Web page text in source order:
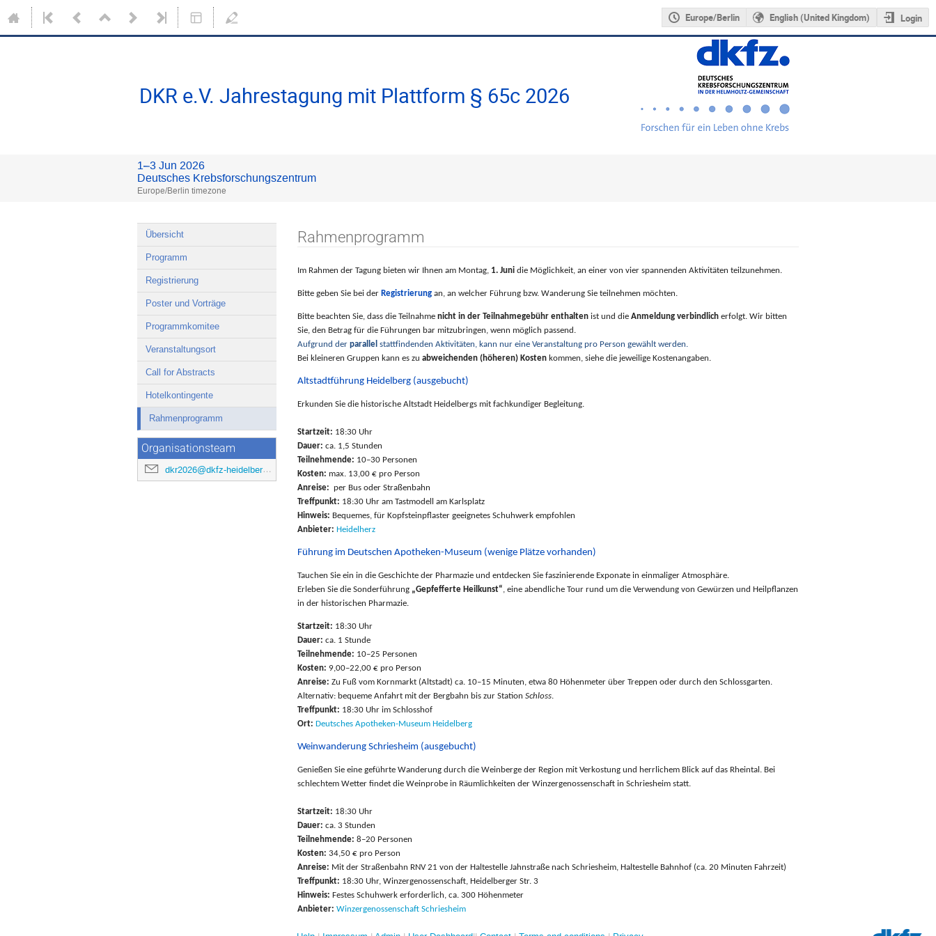
Europe/Berlin English (United Kingdom) Login
DKR e.V. Jahrestagung mit Plattform § 65c 2026
1–3 Jun 2026
Deutsches Krebsforschungszentrum
Europe/Berlin timezone
Übersicht
Programm
Registrierung
Poster und Vorträge
Programmkomitee
Veranstaltungsort
Call for Abstracts
Hotelkontingente
Rahmenprogramm
Organisationsteam
dkr2026@dkfz-heidelberg.de
Rahmenprogramm
Im Rahmen der Tagung bieten wir Ihnen am Montag, 1. Juni die Möglichkeit, an einer von vier spannenden Aktivitäten teilzunehmen.
Bitte geben Sie bei der Registrierung an, an welcher Führung bzw. Wanderung Sie teilnehmen möchten.
Bitte beachten Sie, dass die Teilnahme nicht in der Teilnahmegebühr enthalten ist und die Anmeldung verbindlich erfolgt. Wir bitten
Sie, den Betrag für die Führungen bar mitzubringen, wenn möglich passend.
Aufgrund der parallel stattfindenden Aktivitäten, kann nur eine Veranstaltung pro Person gewählt werden.
Bei kleineren Gruppen kann es zu abweichenden (höheren) Kosten kommen, siehe die jeweilige Kostenangaben.
Altstadtführung Heidelberg (ausgebucht)
Erkunden Sie die historische Altstadt Heidelbergs mit fachkundiger Begleitung.
Startzeit: 18:30 Uhr
Dauer: ca. 1,5 Stunden
Teilnehmende: 10–30 Personen
Kosten: max. 13,00 € pro Person
Anreise: per Bus oder Straßenbahn
Treffpunkt: 18:30 Uhr am Tastmodell am Karlsplatz
Hinweis: Bequemes, für Kopfsteinpflaster geeignetes Schuhwerk empfohlen
Anbieter: Heidelherz
Führung im Deutschen Apotheken-Museum (wenige Plätze vorhanden)
Tauchen Sie ein in die Geschichte der Pharmazie und entdecken Sie faszinierende Exponate in einmaliger Atmosphäre.
Erleben Sie die Sonderführung „Gepfefferte Heilkunst“, eine abendliche Tour rund um die Verwendung von Gewürzen und Heilpflanzen
in der historischen Pharmazie.
Startzeit: 18:30 Uhr
Dauer: ca. 1 Stunde
Teilnehmende: 10–25 Personen
Kosten: 9,00–22,00 € pro Person
Anreise: Zu Fuß vom Kornmarkt (Altstadt) ca. 10–15 Minuten, etwa 80 Höhenmeter über Treppen oder durch den Schlossgarten.
Alternativ: bequeme Anfahrt mit der Bergbahn bis zur Station Schloss.
Treffpunkt: 18:30 Uhr im Schlosshof
Ort: Deutsches Apotheken-Museum Heidelberg
Weinwanderung Schriesheim (ausgebucht)
Genießen Sie eine geführte Wanderung durch die Weinberge der Region mit Verkostung und herrlichem Blick auf das Rheintal. Bei
schlechtem Wetter findet die Weinprobe in Räumlichkeiten der Winzergenossenschaft in Schriesheim statt.
Startzeit: 18:30 Uhr
Dauer: ca. 3 Stunden
Teilnehmende: 8–20 Personen
Kosten: 34,50 € pro Person
Anreise: Mit der Straßenbahn RNV 21 von der Haltestelle Jahnstraße nach Schriesheim, Haltestelle Bahnhof (ca. 20 Minuten Fahrzeit)
Treffpunkt: 18:30 Uhr, Winzergenossenschaft, Heidelberger Str. 3
Hinweis: Festes Schuhwerk erforderlich, ca. 300 Höhenmeter
Anbieter: Winzergenossenschaft Schriesheim